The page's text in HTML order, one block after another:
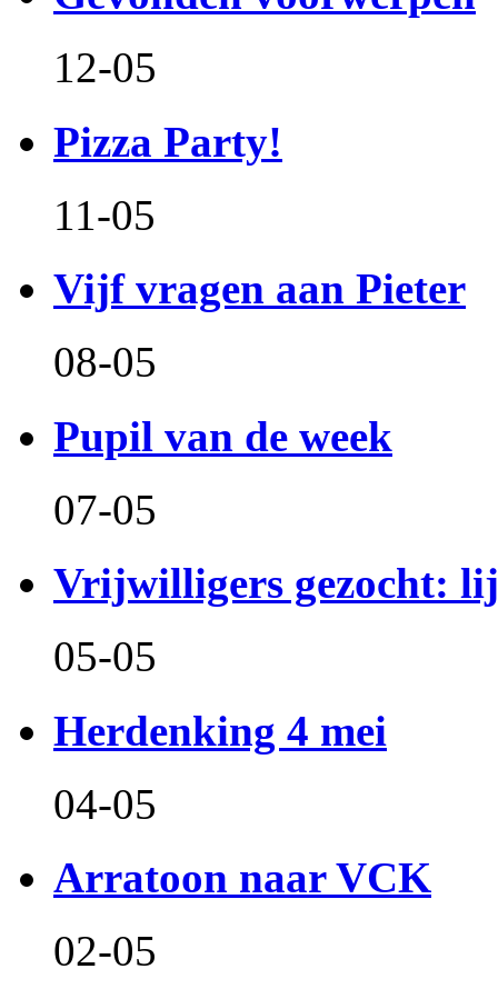
12-05
Pizza Party!
11-05
Vijf vragen aan Pieter
08-05
Pupil van de week
07-05
Vrijwilligers gezocht:
05-05
Herdenking 4 mei
04-05
Arratoon naar VCK
02-05